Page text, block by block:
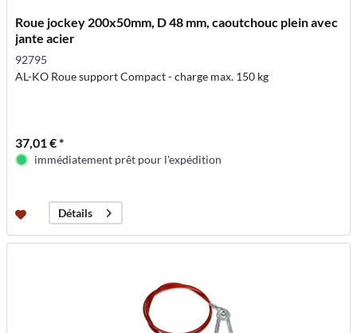
Roue jockey 200x50mm, D 48 mm, caoutchouc plein avec
jante acier
92795
AL-KO Roue support Compact - charge max. 150 kg
37,01 € *
immédiatement prêt pour l'expédition
Détails